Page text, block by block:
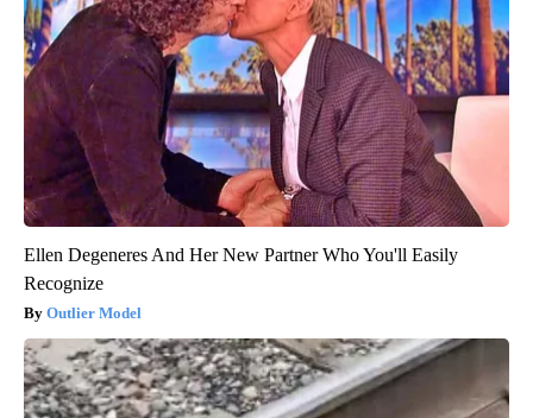
Ellen Degeneres And Her New Partner Who You'll Easily
Recognize
Outlier Model